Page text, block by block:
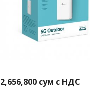
2,656,800 сум с НДС